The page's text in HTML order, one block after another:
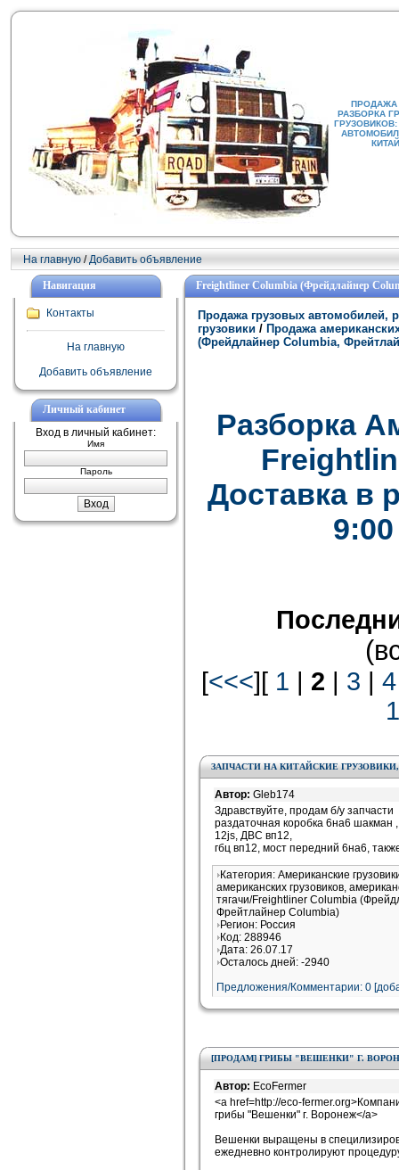
ПРОДАЖА
РАЗБОРКА
На главную /Добавить объявление
Навигация
Контакты
На главную
Добавить объявление
Личный кабинет
Вход в личный кабинет:
Имя
Пароль
Freightliner Columbia (Фрейдлайнер
Продажа грузовых автомобилей,
грузовики / Продажа
(Фрейдлайнер Columbia,
Разборка
Доставка в
[<<<][ 1 | 2 | 3 | 4
ЗАПЧАСТИ НА КИТАЙСКИЕ
Автор: Gleb174
Здравствуйте, продам б/у запчасти
раздаточная коробка 6на6
12js, ДВС вп12,
гбц вп12, мост передний 6на6,
Категория: Американские
американских грузовиков,
тягачи/Freightliner Columbia
Фрейтлайнер Columbia)
Регион: Россия
Код: 288946
Дата: 26.07.17
Осталось дней: -2940
Предложения/Комментарии: 0
[ПРОДАМ] ГРИБЫ "ВЕШЕНКИ" Г.
Автор: EcoFermer
<a href=http://eco-
грибы "Вешенки" г. Воронеж</a>
Вешенки выращены в
ежедневно контролируют